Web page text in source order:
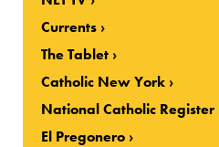
Currents
The Tablet
Catholic New York
National Catholic Register
El Pregonero